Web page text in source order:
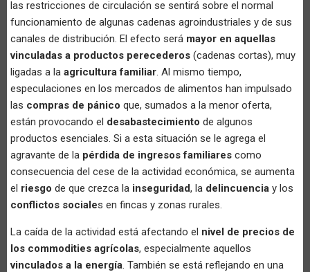
las restricciones de circulación se sentirá sobre el normal
funcionamiento de algunas cadenas agroindustriales y de sus
canales de distribución. El efecto será mayor en aquellas
vinculadas a productos perecederos (cadenas cortas), muy
ligadas a la agricultura familiar. Al mismo tiempo,
especulaciones en los mercados de alimentos han impulsado
las compras de pánico que, sumados a la menor oferta,
están provocando el desabastecimiento de algunos
productos esenciales. Si a esta situación se le agrega el
agravante de la pérdida de ingresos familiares como
consecuencia del cese de la actividad económica, se aumenta
el riesgo de que crezca la inseguridad, la delincuencia y los
conflictos sociales en fincas y zonas rurales.
La caída de la actividad está afectando el nivel de precios de
los commodities agrícolas, especialmente aquellos
vinculados a la energía. También se está reflejando en una